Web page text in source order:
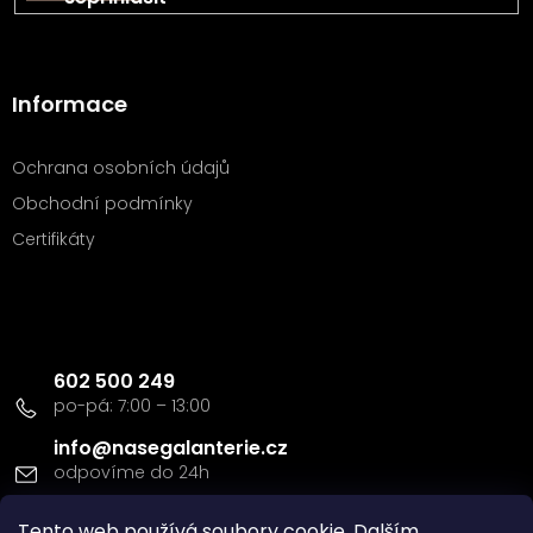
Informace
Ochrana osobních údajů
Obchodní podmínky
Certifikáty
info@nasegalanterie.cz
602 500 249